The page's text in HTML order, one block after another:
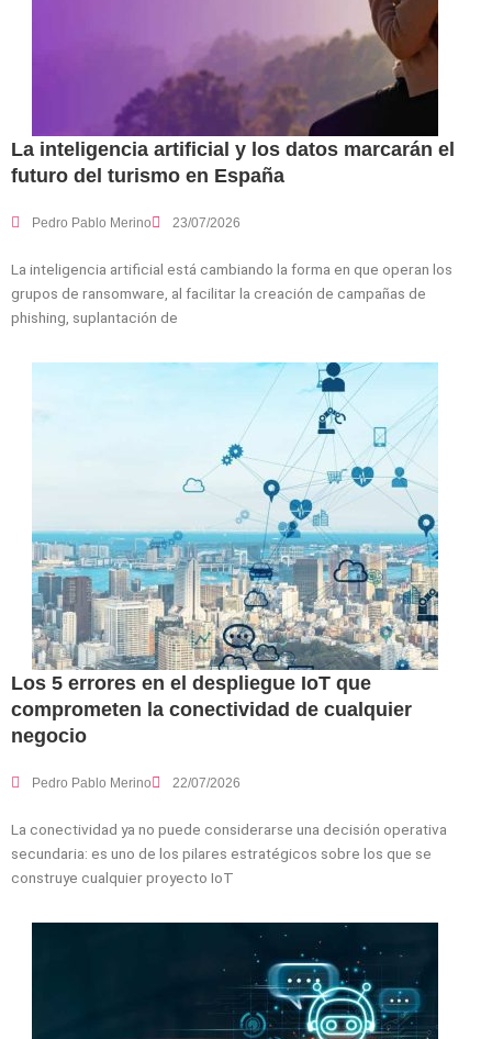
La inteligencia artificial y los datos marcarán el
futuro del turismo en España
Pedro Pablo Merino 23/07/2026
La inteligencia artificial está cambiando la forma en que operan los
grupos de ransomware, al facilitar la creación de campañas de
phishing, suplantación de
Los 5 errores en el despliegue IoT que
comprometen la conectividad de cualquier
negocio
Pedro Pablo Merino 22/07/2026
La conectividad ya no puede considerarse una decisión operativa
secundaria: es uno de los pilares estratégicos sobre los que se
construye cualquier proyecto IoT